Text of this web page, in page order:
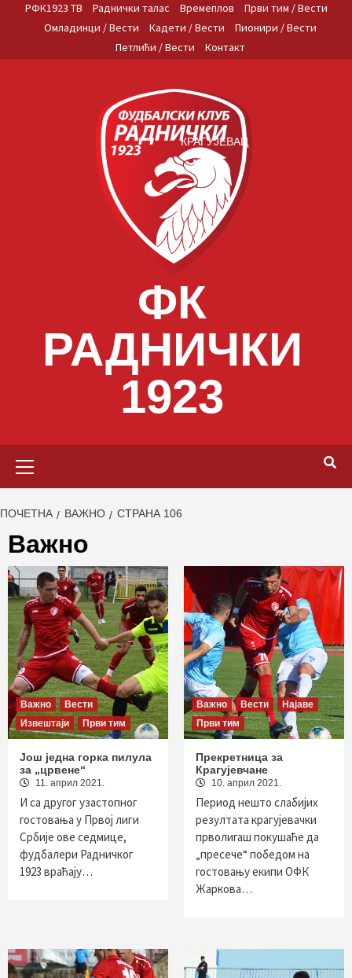
РФК1923 ТВ Раднички талас Времеплов
Први тим / Вести
Омладинци / Вести
Кадети / Вести
Пионири / Вести
Петлићи / Вести
Контакт
ФК
РАДНИЧКИ
1923
КРАГУЈЕВАЦ
ПОЧЕТНА ВАЖНО СТРАНА 106
Важно
Важно
Вести
Извештаји
Први тим
Још једна горка пилула
за „црвене“
11. април 2021.
И са другог узастопног
гостовања у Првој лиги
Србије ове седмице,
фудбалери Радничког
1923 враћају…
Важно Вести
Најаве
Први тим
Прекретница за
Крагујевчане
10. април 2021.
Период нешто слабијих
резултата крагујевачки
прволигаш покушаће да
„пресече“ победом на
гостовању екипи ОФК
Жаркова…